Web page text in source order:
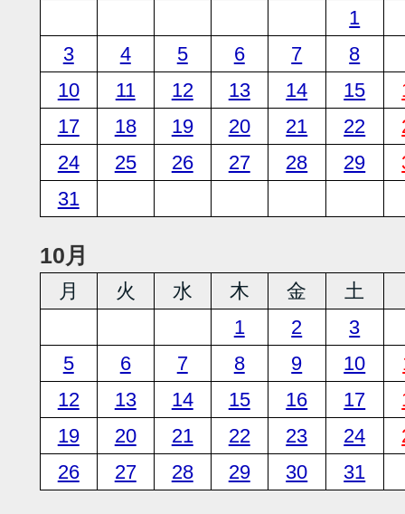
1
3
4 5 6 7
8
10
11 12 13 14 15
17
18 19 20 21 22
24
25 26 27 28 29
31
10月
月 火 水 木 金 土
1
2
3
5
6 7 8 9 10
12
13 14 15 16 17
19
20 21 22 23 24
26
27 28 29 30 31